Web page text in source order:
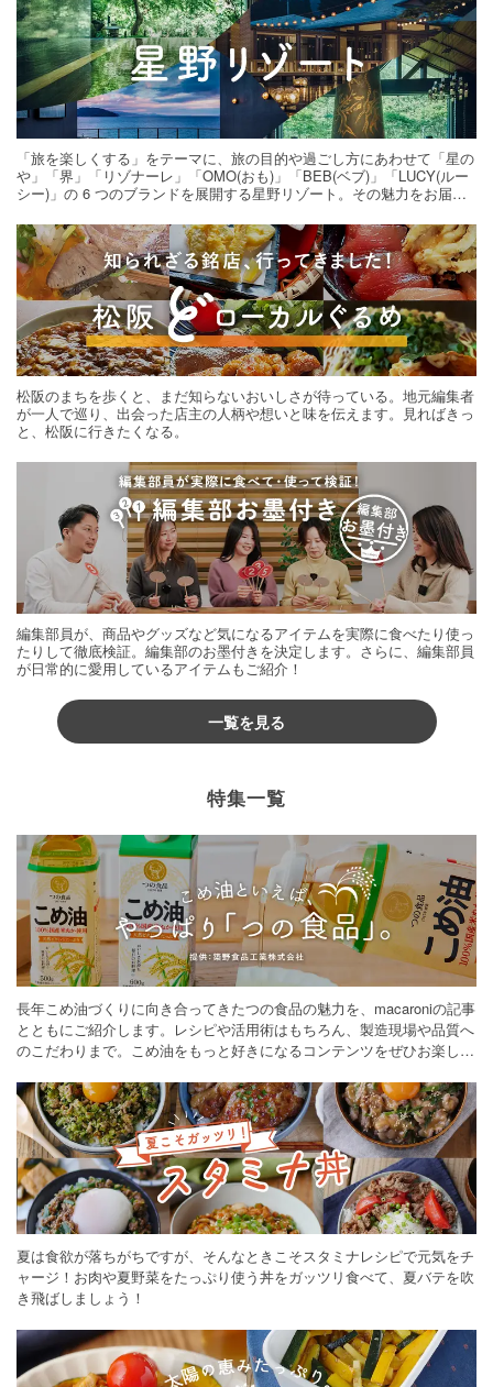
「旅を楽しくする」をテーマに、旅の目的や過ごし方にあわせて「星の
や」「界」「リゾナーレ」「OMO(おも)」「BEB(ベブ)」「LUCY(ルー
シー)」の 6 つのブランドを展開する星野リゾート。その魅力をお届け
松阪のまちを歩くと、まだ知らないおいしさが待っている。地元編集者
が一人で巡り、出会った店主の人柄や想いと味を伝えます。見ればきっ
と、松阪に行きたくなる。
編集部員が、商品やグッズなど気になるアイテムを実際に食べたり使っ
たりして徹底検証。編集部のお墨付きを決定します。さらに、編集部員
が日常的に愛用しているアイテムもご紹介！
一覧を見る
特集一覧
長年こめ油づくりに向き合ってきたつの食品の魅力を、macaroniの記事
とともにご紹介します。レシピや活用術はもちろん、製造現場や品質へ
のこだわりまで。こめ油をもっと好きになるコンテンツをぜひお楽しみ
夏は食欲が落ちがちですが、そんなときこそスタミナレシピで元気をチ
ャージ！お肉や夏野菜をたっぷり使う丼をガッツリ食べて、夏バテを吹
き飛ばしましょう！